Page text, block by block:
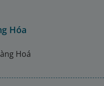
Hóa
Hoá